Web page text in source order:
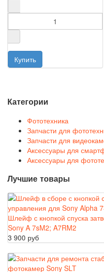
Категории
Фототехника
Запчасти для
Запчасти для
Аксессуары для
Аксессуары для
Лучшие товары
Шлейф с кнопкой спуска
Sony A 7sM2; A7RM2
3 900 руб